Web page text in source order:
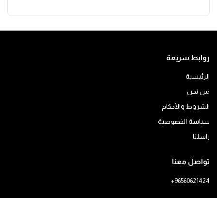
روابط سريعة
الرئيسية
من نحن
الشروط والأحكام
سياسة الخصوصية
راسلنا
تواصل معنا
+96560621424